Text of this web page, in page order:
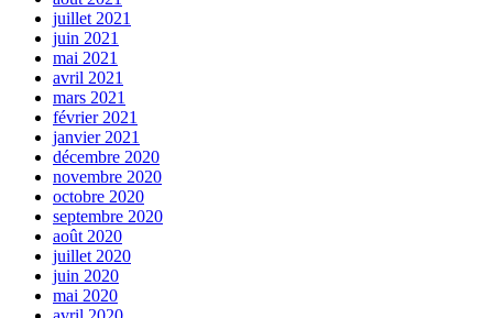
juillet 2021
juin 2021
mai 2021
avril 2021
mars 2021
février 2021
janvier 2021
décembre 2020
novembre 2020
octobre 2020
septembre 2020
août 2020
juillet 2020
juin 2020
mai 2020